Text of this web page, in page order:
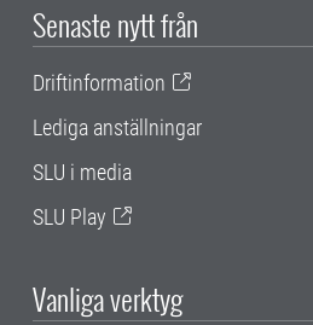
Senaste nytt från
Driftinformation
Lediga anställningar
SLU i media
SLU Play
Vanliga verktyg